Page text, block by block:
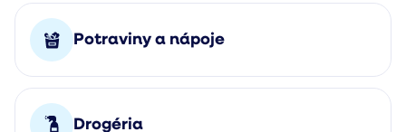
Potraviny a nápoje
Drogéria